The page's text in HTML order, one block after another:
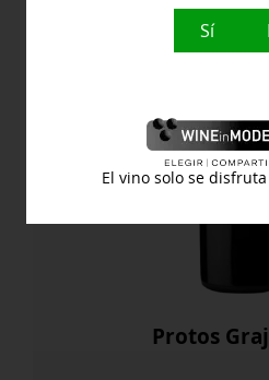
Protos
Sí
El vino solo se